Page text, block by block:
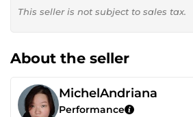
This seller is not subject to sales tax.
About the seller
MichelAndriana
Performance